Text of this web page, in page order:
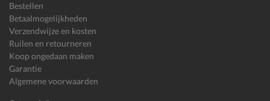
Bestellen
Betaalmogelijkheden
Verzendwijze en kosten
Ruilen en retourneren
Koop ongedaan maken
Garantie
Algemene voorwaarden